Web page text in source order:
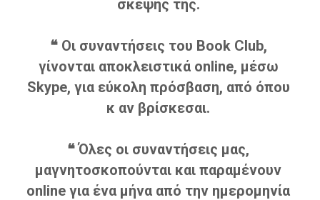
σκέψης της.
❝ Οι συναντήσεις του Book Club,
γίνονται αποκλειστικά online, μέσω
Skype, για εύκολη πρόσβαση, από όπου
κ αν βρίσκεσαι.
❝ Όλες οι συναντήσεις μας,
μαγνητοσκοπούνται και παραμένουν
online για ένα μήνα από την ημερομηνία